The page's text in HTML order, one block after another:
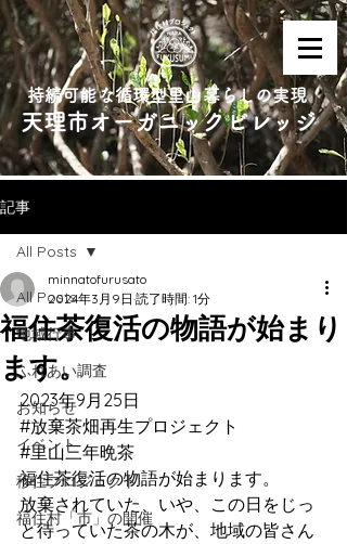
持続可能な循環型里山暮らしの実現
天理市オーガニックビレッジ
記事
All Posts
地域行事
ふれあい調査
お知らせ
イベント
移住プロジェクト
福住村「市」の開催
All Posts
福住茶復活の物語が始まり
ます。
minnatofurusato
2024年3月9日 読了時間: 1分
2023年9月25日
#放棄茶畑再生プロジェクト
#里山三年晩茶
福住茶復活の物語が始まります。
放棄されていた、いや、この日をじっ
と待っていた茶の木が、地域の皆さん